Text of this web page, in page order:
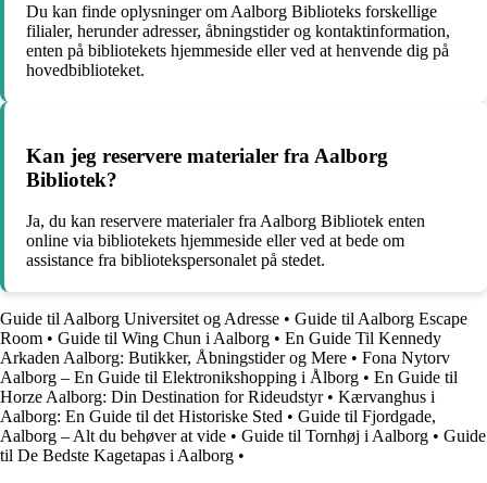
Du kan finde oplysninger om Aalborg Biblioteks forskellige
filialer, herunder adresser, åbningstider og kontaktinformation,
enten på bibliotekets hjemmeside eller ved at henvende dig på
hovedbiblioteket.
Kan jeg reservere materialer fra Aalborg
Bibliotek?
Ja, du kan reservere materialer fra Aalborg Bibliotek enten
online via bibliotekets hjemmeside eller ved at bede om
assistance fra bibliotekspersonalet på stedet.
Guide til Aalborg Universitet og Adresse • Guide til Aalborg Escape
Room • Guide til Wing Chun i Aalborg • En Guide Til Kennedy
Arkaden Aalborg: Butikker, Åbningstider og Mere • Fona Nytorv
Aalborg – En Guide til Elektronikshopping i Ålborg • En Guide til
Horze Aalborg: Din Destination for Rideudstyr• Kærvanghus i
Aalborg: En Guide til det Historiske Sted • Guide til Fjordgade,
Aalborg – Alt du behøver at vide • Guide til Tornhøj i Aalborg • Guide
til De Bedste Kagetapas i Aalborg •